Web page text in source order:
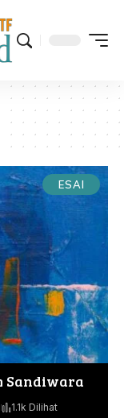
ESAI
Sandiwara
1.1k Dilihat